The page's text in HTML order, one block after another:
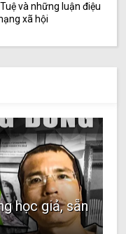
và những luận điệu
xã hội
học giả, sẵn